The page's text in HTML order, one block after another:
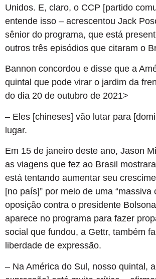
Unidos. E, claro, o CCP [partido
entende isso – acrescentou Jack
sênior do programa, que está
outros três episódios que citaram o
Bannon concordou e disse que a
quintal que pode virar o jardim da
do dia 20 de outubro de 2021>
– Eles [chineses] vão lutar para
lugar.
Em 15 de janeiro deste ano, Jason
as viagens que fez ao Brasil
está tentando aumentar seu
[no país]” por meio de uma “massiva
oposição contra o presidente
aparece no programa para fazer
social que fundou, a Gettr, também
liberdade de expressão.
– Na América do Sul, nosso quintal,